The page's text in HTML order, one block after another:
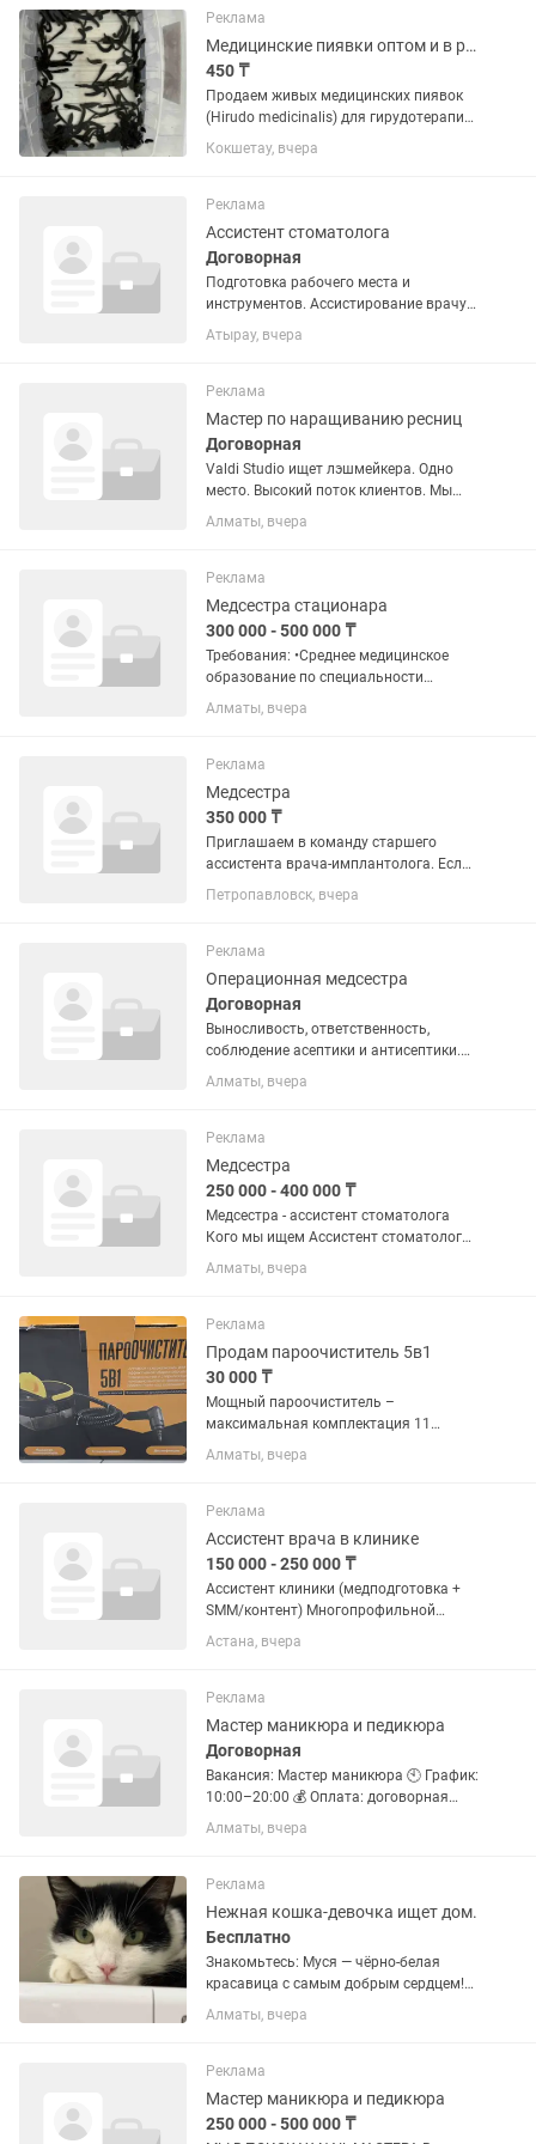
условиях Имеют все...
Реклама
Медицинские пиявки оптом и в розницу
450 ₸
Продаем живых медицинских пиявок
(Hirudo medicinalis) для гирудотерапии.
Подходят как для домашних процедур,
так и для использования в клиниках. ✅
условиях ✅ Имеют все...
Кокшетау, вчера
Реклама
Ассистент стоматолога
Договорная
Подготовка рабочего места и
инструментов. Ассистирование врачу
во время приёма («работа в четыре
руки»). Подготовка материалов и
стерильности, дезинфекция и
стерилизация...
Атырау, вчера
Реклама
Мастер по наращиванию ресниц
Договорная
Valdi Studio ищет лэшмейкера. Одно
место. Высокий поток клиентов. Мы
растём — и записи к нашим мастерам
расписаны на недели вперёд. Сейчас
который хочет стабильный...
Алматы, вчера
Реклама
Медсестра стационара
300 000 - 500 000 ₸
Требования: •Среднее медицинское
образование по специальности
«Сестринское дело». •Наличие
действующего сертификата
аккредитации). •Опыт работы в
стационаре....
Алматы, вчера
Реклама
Медсестра
350 000 ₸
Приглашаем в команду старшего
ассистента врача-имплантолога. Если
вы уверенно чувствуете себя на
хирургическом приёме, умеете
организованно, знаете стандарты
стерильности и...
Петропавловск, вчера
Реклама
Операционная медсестра
Договорная
Выносливость, ответственность,
соблюдение асептики и антисептики.
Работа с лапароскопическим и
эндоскопическим оборудованием
Формирование стерильного стола;
подача...
Алматы, вчера
Реклама
Медсестра
250 000 - 400 000 ₸
Медсестра - ассистент стоматолога
Кого мы ищем Ассистент стоматолога/
медсестру Среднее образование
обязательно Студентов просьба не
Алматы, вчера
Реклама
Продам пароочиститель 5в1
30 000 ₸
Мощный пароочиститель –
максимальная комплектация 11
насадок Универсальное решение для
уборки дома, автомобиля и техники!
функциональность – всё в одном...
Алматы, вчера
Реклама
Ассистент врача в клинике
150 000 - 250 000 ₸
Ассистент клиники (медподготовка +
SMM/контент) Многопрофильной
хирургической клинике урологического
и андрологического профиля в Астане
позицию: подготовка...
Астана, вчера
Реклама
Мастер маникюра и педикюра
Договорная
Вакансия: Мастер маникюра 🕙 График:
10:00–20:00 💰 Оплата: договорная
Обязанности: – Качественное
выполнение маникюра и покрытий –
санитарных норм – Вежливое общение
с...
Алматы, вчера
Реклама
Нежная кошка-девочка ищет дом.
Бесплатно
Знакомьтесь: Муся — чёрно-белая
красавица с самым добрым сердцем!
Ей около года, она стерильная и
невероятно ласковая. Любит
сама приходит за нежностью,...
Алматы, вчера
Реклама
Мастер маникюра и педикюра
250 000 - 500 000 ₸